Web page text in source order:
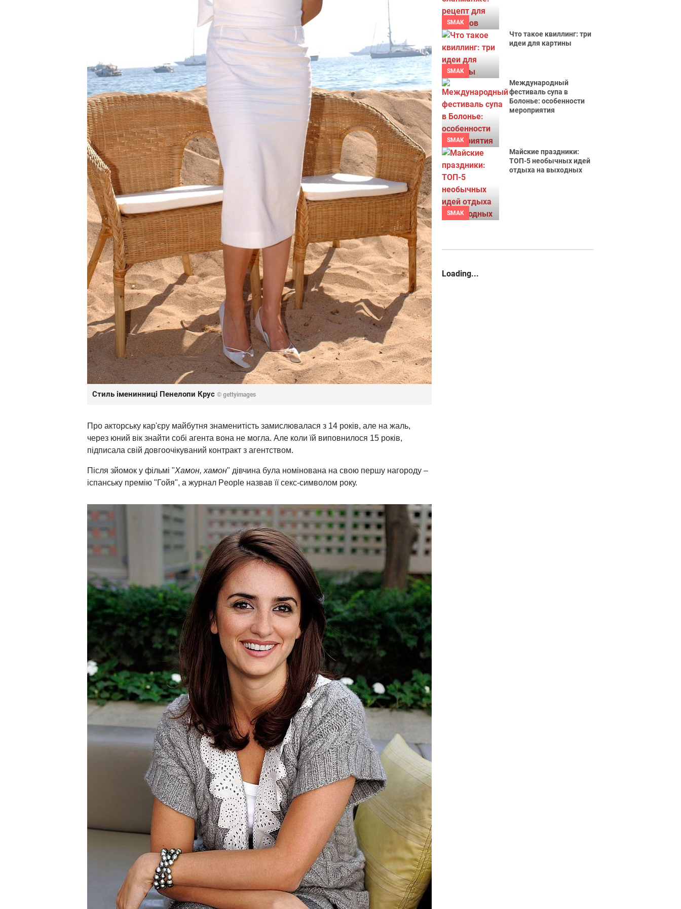
Стиль іменинниці Пенелопи Крус © gettyimages
Про акторську кар'єру майбутня знаменитість замислювалася з 14 років, але на жаль,
через юний вік знайти собі агента вона не могла. Але коли їй виповнилося 15 років,
підписала свій довгоочікуваний контракт з агентством.
Після зйомок у фільмі "Хамон, хамон" дівчина була номінована на свою першу нагороду –
іспанську премію "Гойя", а журнал People назвав її секс-символом року.
SMAK
SMAK
Что такое квиллинг: три
идеи для картины
SMAK
Международный
фестиваль супа в
Болонье: особенности
мероприятия
SMAK
Майские праздники:
ТОП-5 необычных идей
отдыха на выходных
Loading...